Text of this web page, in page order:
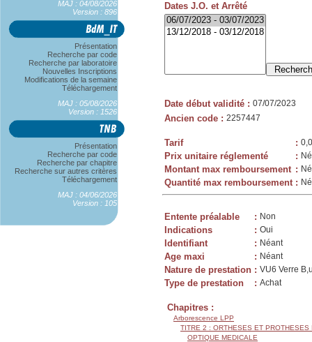
MAJ : 04/08/2026
Version : 896
Présentation
Recherche par code
Recherche par laboratoire
Nouvelles Inscriptions
Modifications de la semaine
Téléchargement
MAJ : 05/08/2026
Version : 1526
Présentation
Recherche par code
Recherche par chapitre
Recherche sur autres critères
Téléchargement
MAJ : 04/06/2026
Version : 105
Dates J.O. et Arrêté
Date début validité : 07/07/2023
Ancien code : 2257447
Tarif :
Prix unitaire réglementé :
Montant max remboursement :
Quantité max remboursement :
Entente préalable : Non
Indications : Oui
Identifiant : Néant
Age maxi : Néant
Nature de prestation : VU6 Verre
Type de prestation : Achat
Chapitres :
Arborescence LPP
TITRE 2 : ORTHESES ET PROTHESES
OPTIQUE MEDICALE